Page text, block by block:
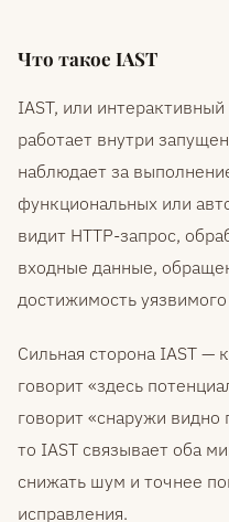
Что такое IAST
IAST, или
работает внутри
наблюдает за
функциональных или
видит HTTP-запрос,
входные данные,
достижимость уязвимого
Сильная сторона IAST —
говорит «здесь
говорит «снаружи видно
то IAST связывает оба
снижать шум и точнее
исправления.